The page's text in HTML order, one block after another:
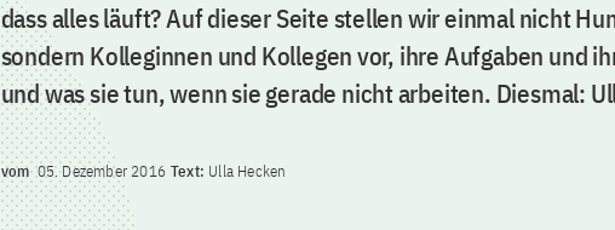
dass alles läuft? Auf dieser Seite stellen wir einmal nicht
sondern Kolleginnen und Kollegen vor, ihre Aufgaben und
und was sie tun, wenn sie gerade nicht arbeiten. Diesmal:
vom 05. Dezember 2016 Text: Ulla Hecken